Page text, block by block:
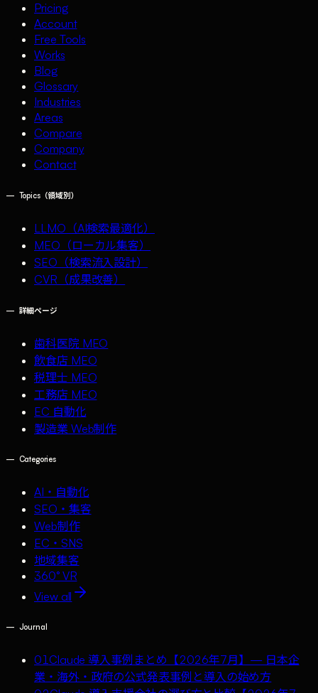
Pricing
Account
Free Tools
Works
Blog
Glossary
Industries
Areas
Compare
Company
Contact
— Topics（領域別）
LLMO（AI検索最適化）
MEO（ローカル集客）
SEO（検索流入設計）
CVR（成果改善）
— 詳細ページ
歯科医院 MEO
飲食店 MEO
税理士 MEO
工務店 MEO
EC 自動化
製造業 Web制作
— Categories
AI・自動化
SEO・集客
Web制作
EC・SNS
地域集客
360° VR
View all
— Journal
01 Claude 導入事例まとめ【2026年7月】— 日本企
業・海外・政府の公式発表事例と導入の始め方